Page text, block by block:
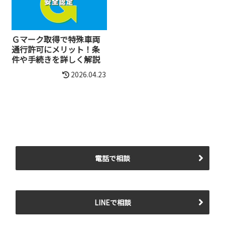
Ｇマーク取得で特殊車両
通行許可にメリット！条
件や手続きを詳しく解説
2026.04.23
電話で相談
LINEで相談